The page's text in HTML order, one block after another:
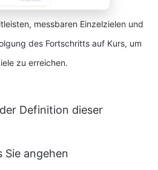
messbaren Einzelzielen und
des Fortschritts auf Kurs, um
zu erreichen.
Definition dieser
Sie angehen